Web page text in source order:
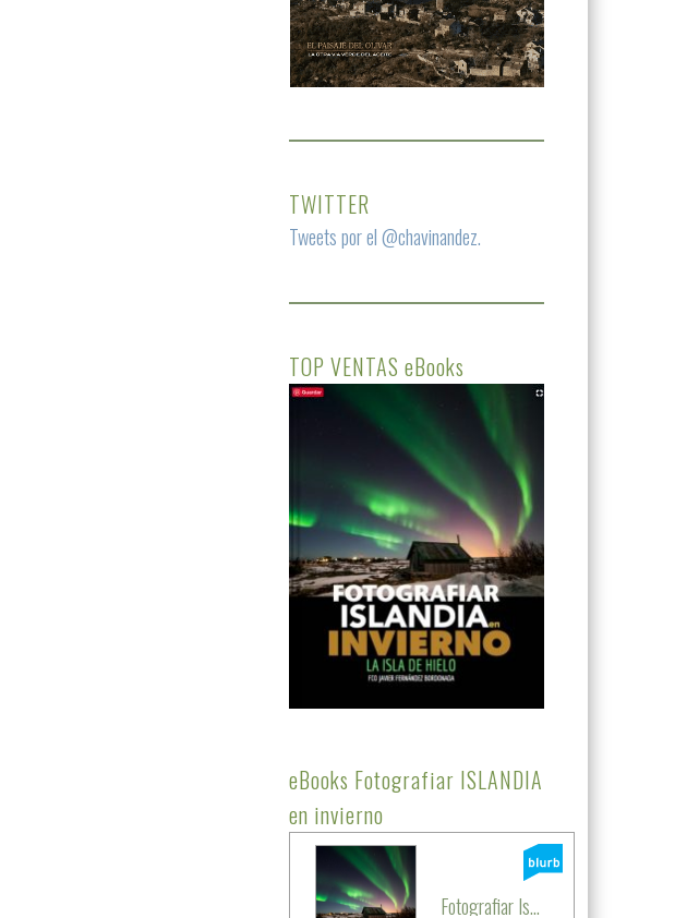
TWITTER
Tweets por el @chavinandez.
TOP VENTAS eBooks
eBooks Fotografiar ISLANDIA
en invierno
Fotografiar Is...